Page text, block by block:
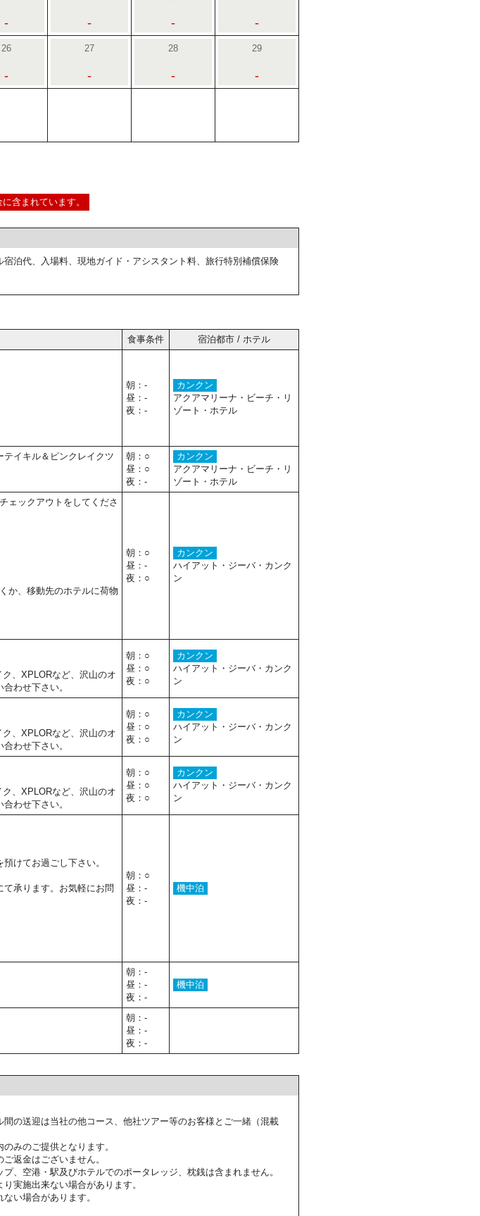
- - - -
26
-
27
-
28
-
29
-
含まれています。
泊代、入場料、現地ガイド・アシスタント料、旅行特別補償保険
食事条件
宿泊都市 / ホテル
朝：-
昼：-
夜：-
カンクン
アクアマリーナ・ビーチ・リ
ゾート・ホテル
テイキル＆ピンクレイクツ
朝：○
昼：○
夜：-
カンクン
アクアマリーナ・ビーチ・リ
ゾート・ホテル
ェックアウトをしてくださ
か、移動先のホテルに荷物
朝：○
昼：-
夜：○
カンクン
ハイアット・ジーバ・カンク
ン
、XPLORなど、沢山のオ
わせ下さい。
朝：○
昼：○
夜：○
カンクン
ハイアット・ジーバ・カンク
ン
、XPLORなど、沢山のオ
わせ下さい。
朝：○
昼：○
夜：○
カンクン
ハイアット・ジーバ・カンク
ン
、XPLORなど、沢山のオ
わせ下さい。
朝：○
昼：○
夜：○
カンクン
ハイアット・ジーバ・カンク
ン
けてお過ごし下さい。
承ります。お気軽にお問
朝：○
昼：-
夜：-
機中泊
朝：-
昼：-
夜：-
機中泊
朝：-
昼：-
夜：-
の送迎は当社の他コース、他社ツアー等のお客様とご一緒（混載
みのご提供となります。
返金はございません。
、空港・駅及びホテルでのポータレッジ、枕銭は含まれません。
実施出来ない場合があります。
い場合があります。